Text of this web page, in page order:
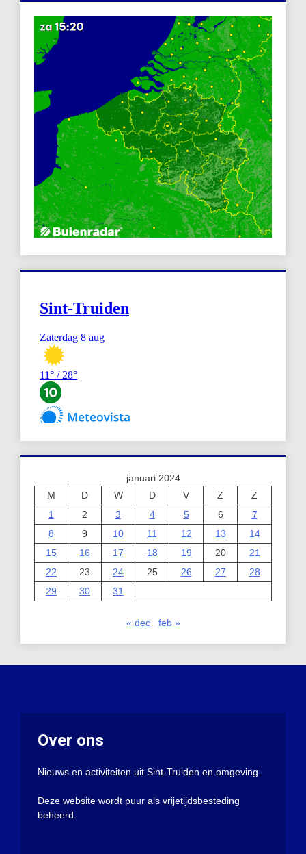
januari 2024
M
D W D V Z
Z
1
2 3 4 5 6
7
8
9 10 11 12 13
14
15
16 17 18 19 20
21
22
23 24 25 26 27
28
29
30 31
« dec feb »
Over ons
Nieuws en activiteiten uit Sint-Truiden en omgeving.
Deze website wordt puur als vrijetijdsbesteding
beheerd.